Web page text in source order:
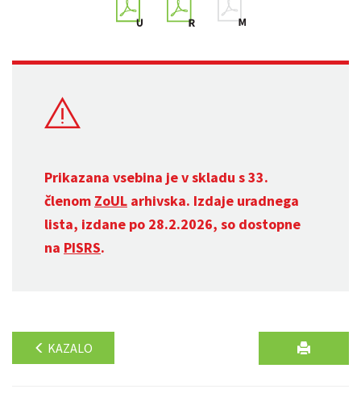
Prikazana vsebina je v skladu s 33.
členom ZoUL arhivska. Izdaje uradnega
lista, izdane po 28.2.2026, so dostopne
na PISRS.
KAZALO